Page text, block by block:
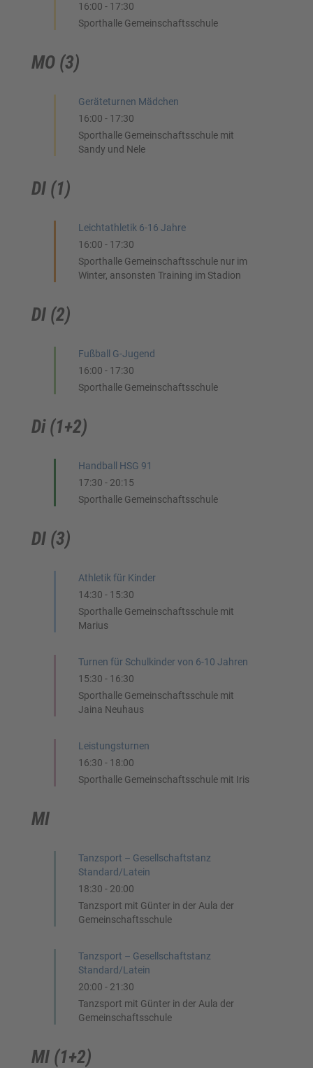
16:00 - 17:30
Sporthalle Gemeinschaftsschule
MO (3)
Geräteturnen Mädchen
16:00 - 17:30
Sporthalle Gemeinschaftsschule mit
Sandy und Nele
DI (1)
Leichtathletik 6-16 Jahre
16:00 - 17:30
Sporthalle Gemeinschaftsschule nur im
Winter, ansonsten Training im Stadion
DI (2)
Fußball G-Jugend
16:00 - 17:30
Sporthalle Gemeinschaftsschule
Di (1+2)
Handball HSG 91
17:30 - 20:15
Sporthalle Gemeinschaftsschule
DI (3)
Athletik für Kinder
14:30 - 15:30
Sporthalle Gemeinschaftsschule mit
Marius
Turnen für Schulkinder von 6-10 Jahren
15:30 - 16:30
Sporthalle Gemeinschaftsschule mit
Jaina Neuhaus
Leistungsturnen
16:30 - 18:00
Sporthalle Gemeinschaftsschule mit Iris
MI
Tanzsport – Gesellschaftstanz
Standard/Latein
18:30 - 20:00
Tanzsport mit Günter in der Aula der
Gemeinschaftsschule
Tanzsport – Gesellschaftstanz
Standard/Latein
20:00 - 21:30
Tanzsport mit Günter in der Aula der
Gemeinschaftsschule
MI (1+2)